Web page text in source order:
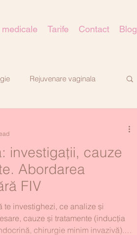
Tarife Contact Blog
Rejuvenare vaginala
investigații, cauze
Abordarea
FIV
te investighezi, ce analize și
cauze și tratamente (inducția
chirurgie minim invazivă).